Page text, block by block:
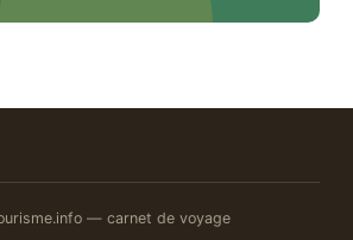
— carnet de voyage